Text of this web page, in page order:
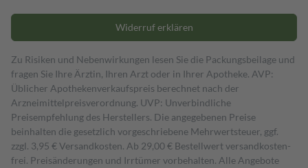
Widerruf erklären
Zu Risiken und Nebenwirkungen lesen Sie die Packungsbeilage und
fragen Sie Ihre Ärztin, Ihren Arzt oder in Ihrer Apotheke. AVP:
Üblicher Apothekenverkaufspreis berechnet nach der
Arzneimittelpreisverordnung. UVP: Unverbindliche
Preisempfehlung des Herstellers. Die angegebenen Preise
beinhalten die gesetzlich vorgeschriebene Mehrwertsteuer, ggf.
zzgl. 3,95 € Versandkosten. Ab 29,00 € Bestell­wert versand­kosten­
frei. Preisänderungen und Irrtümer vorbehalten. Alle Angebote